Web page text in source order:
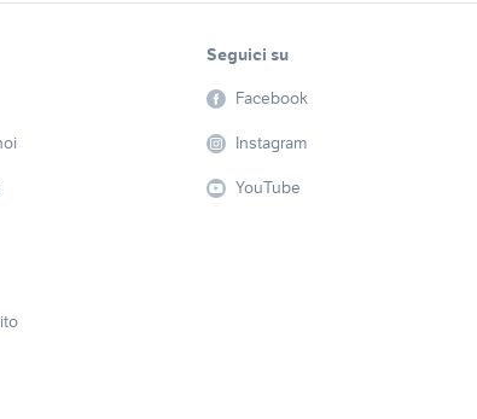
Seguici su
Facebook
Instagram
YouTube